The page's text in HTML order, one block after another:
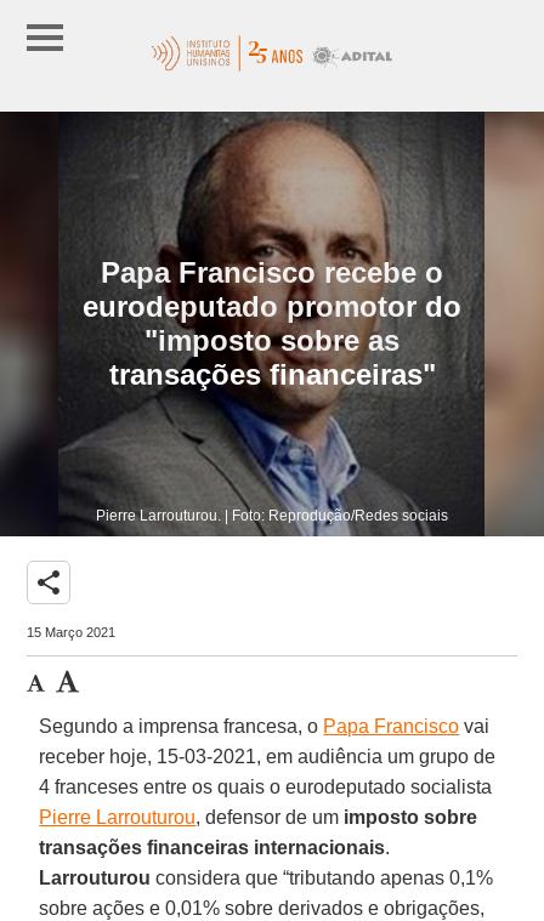
Papa Francisco recebe o
eurodeputado promotor do
"imposto sobre as
transações financeiras"
Pierre Larrouturou. | Foto: Reprodução/Redes sociais
share
15 Março 2021
Segundo a imprensa francesa, o Papa Francisco vai
receber hoje, 15-03-2021, em audiência um grupo de
4 franceses entre os quais o eurodeputado socialista
Pierre Larrouturou, defensor de um imposto sobre
transações financeiras internacionais.
Larrouturou considera que “tributando apenas 0,1%
sobre ações e 0,01% sobre derivados e obrigações,